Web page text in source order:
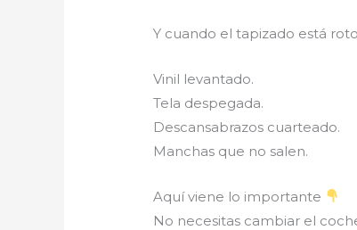
Y cuando el tapizado está
Vinil levantado.
Tela despegada.
Descansabrazos cuarteado.
Manchas que no salen.
Aquí viene lo importante
No necesitas cambiar el